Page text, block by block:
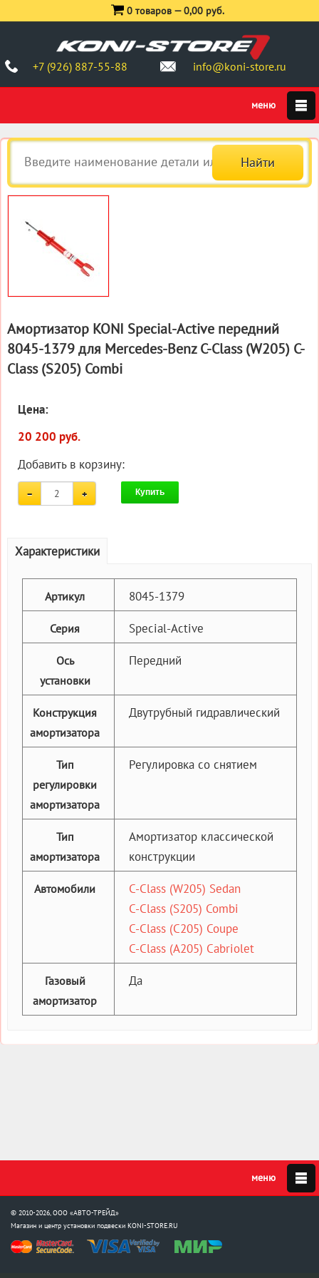
+7 (926) 887-55-88 info@koni-store.ru
0 товаров —0,00 руб.
Амортизатор KONI Special-Active передний
8045-1379 для Mercedes-Benz C-Class (W205) C-
Class (S205) Combi
Цена:
20 200 руб.
Добавить в корзину:
Купить
Характеристики
Артикул 8045-1379
Серия Special-Active
Ось
установки
Передний
Конструкция
амортизатора
Двутрубный гидравлический
Тип
регулировки
амортизатора
Регулировка со снятием
Тип
амортизатора
Амортизатор классической
конструкции
Автомобили
C-Class (W205) Sedan
C-Class (S205) Combi
C-Class (C205) Coupe
C-Class (A205) Cabriolet
Газовый
амортизатор
Да
© 2010-2026, ООО «АВТО-ТРЕЙД»
Магазин и центр установки подвески KONI-STORE.RU